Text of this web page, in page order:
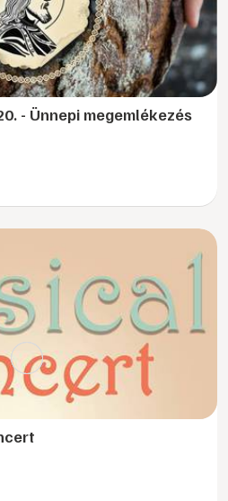
- Ünnepi megemlékezés